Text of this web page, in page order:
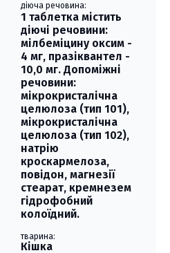
діюча речовина:
1 таблетка містить
діючі речовини:
мілбеміцину оксим -
4 мг, празіквантел -
10,0 мг. Допоміжні
речовини:
мікрокристалічна
целюлоза (тип 101),
мікрокристалічна
целюлоза (тип 102),
натрію
кроскармелоза,
повідон, магнезії
стеарат, кремнезем
гідрофобний
колоїдний.
тварина:
Кішка